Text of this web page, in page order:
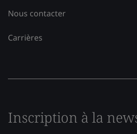
Nous contacter
Carrières
Inscription à la